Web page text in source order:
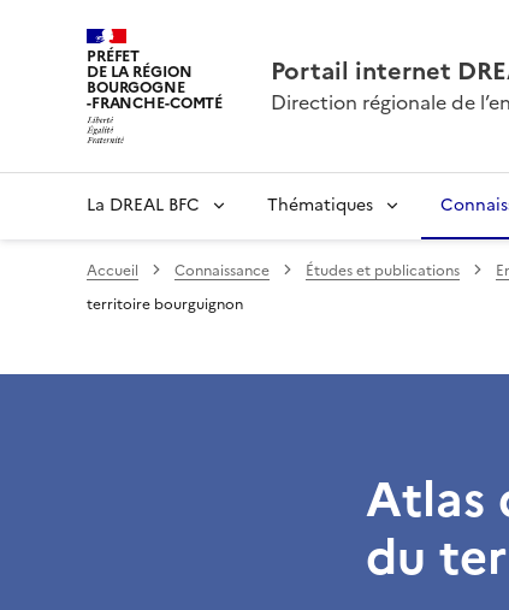
PRÉFET
DE LA RÉGION
BOURGOGNE
-FRANCHE-COMTÉ
Portail internet
Direction régionale de
La DREAL BFC Thématiques
Accueil Connaissance Études et publications
territoire bourguignon
Atlas
du